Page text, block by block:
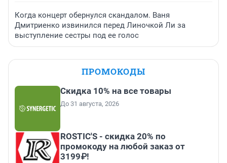
Когда концерт обернулся скандалом. Ваня
Дмитриенко извинился перед Линочкой Ли за
выступление сестры под ее голос
ПРОМОКОДЫ
Скидка 10% на все товары
До 31 августа, 2026
ROSTIC'S - скидка 20% по
промокоду на любой заказ от
3199₽!